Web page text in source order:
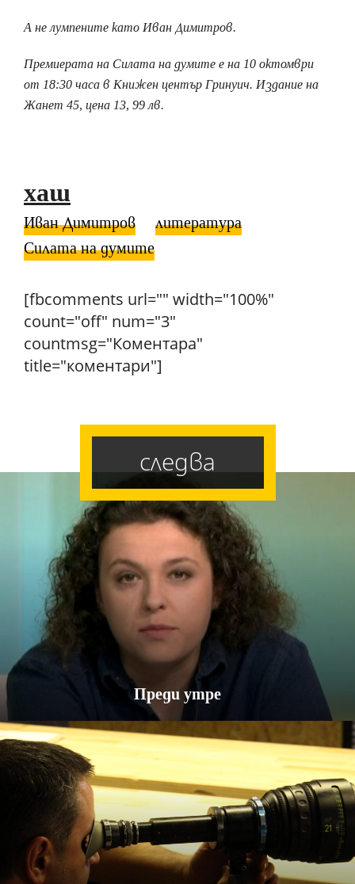
А не лумпените като Иван Димитров.
Премиерата на Силата на думите е на 10 октомври
от 18:30 часа в Книжен център Гринуич. Издание на
Жанет 45, цена 13, 99 лв.
хаш
Иван Димитров
литература
Силата на думите
[fbcomments url="" width="100%"
count="off" num="3"
countmsg="Коментара"
title="коментари"]
следва
Преди утре